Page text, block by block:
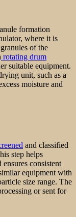
formation
where it is
of the
rotating drum
suitable equipment.
unit, such as a
moisture and
and classified
step helps
consistent
equipment with
size range. The
or sent for